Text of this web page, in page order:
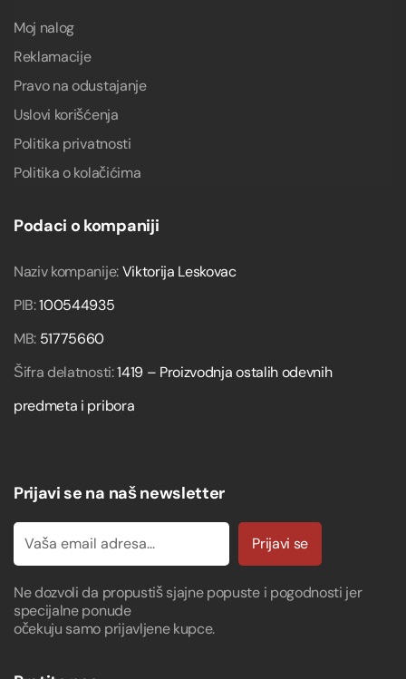
Moj nalog
Reklamacije
Pravo na odustajanje
Uslovi korišćenja
Politika privatnosti
Politika o kolačićima
Podaci o kompaniji
Naziv kompanije:Viktorija Leskovac
PIB:100544935
MB: 51775660
Šifra delatnosti:1419 – Proizvodnja ostalih odevnih
predmeta i pribora
Prijavi se na naš newsletter
Prijavi se
Ne dozvoli da propustiš sjajne popuste i pogodnosti jer
specijalne ponude
očekuju samo prijavljene kupce.